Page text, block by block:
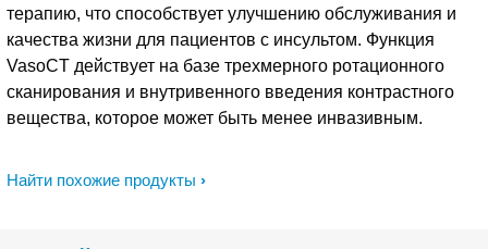
Найти похожие продукты
терапию, что способствует улучшению обслуживания и
качества жизни для пациентов с инсультом. Функция
VasoCT действует на базе трехмерного ротационного
сканирования и внутривенного введения контрастного
вещества, которое может быть менее инвазивным.